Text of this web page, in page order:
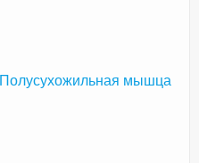
Полусухожильная мышца